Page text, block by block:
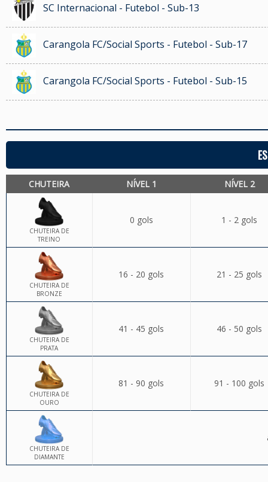
SC Internacional - Futebol - Sub-13
Carangola FC/Social Sports - Futebol - Sub-17
Carangola FC/Social Sports - Futebol - Sub-15
CHUTEIRA NÍVEL 1 NÍVEL 2
CHUTEIRA DE
TREINO
0 gols 1 - 2 gols
CHUTEIRA DE
BRONZE
16 - 20 gols 21 - 25 gols
CHUTEIRA DE
PRATA
41 - 45 gols 46 - 50 gols
CHUTEIRA DE
OURO
81 - 90 gols 91 - 100 gols
CHUTEIRA DE
DIAMANTE